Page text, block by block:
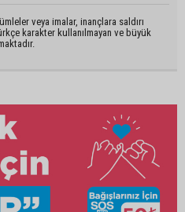
veya imalar, inançlara saldırı
karakter kullanılmayan ve büyük